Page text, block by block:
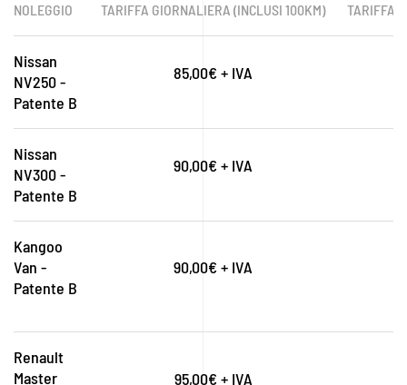
NOLEGGIO
TARIFFA GIORNALIERA (INCLUSI 100KM) TARIFFA
Nissan
NV250 -
Patente B
85,00€ + IVA
Nissan
NV300 -
Patente B
90,00€ + IVA
Kangoo
Van -
Patente B
90,00€ + IVA
Renault
Master
95,00€ + IVA